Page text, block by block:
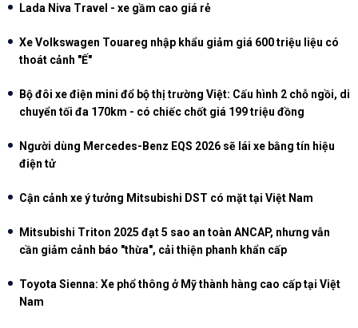
Lada Niva Travel - xe gầm cao giá rẻ
Xe Volkswagen Touareg nhập khẩu giảm giá 600 triệu liệu có
thoát cảnh "Ế"
Bộ đôi xe điện mini đổ bộ thị trường Việt: Cấu hình 2 chỗ ngồi, di
chuyển tối đa 170km - có chiếc chốt giá 199 triệu đồng
Người dùng Mercedes-Benz EQS 2026 sẽ lái xe bằng tín hiệu
điện tử
Cận cảnh xe ý tưởng Mitsubishi DST có mặt tại Việt Nam
Mitsubishi Triton 2025 đạt 5 sao an toàn ANCAP, nhưng vẫn
cần giảm cảnh báo "thừa", cải thiện phanh khẩn cấp
Toyota Sienna: Xe phổ thông ở Mỹ thành hàng cao cấp tại Việt
Nam